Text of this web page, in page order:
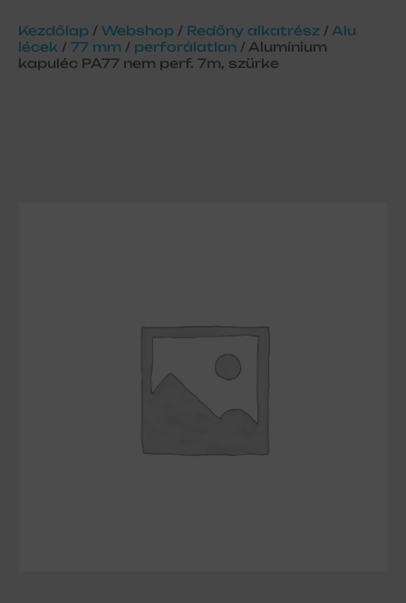
Kezdőlap / Webshop / Redőny alkatrész / Alu
lécek / 77 mm / perforálatlan / Alumínium
kapuléc PA77 nem perf. 7m, szürke